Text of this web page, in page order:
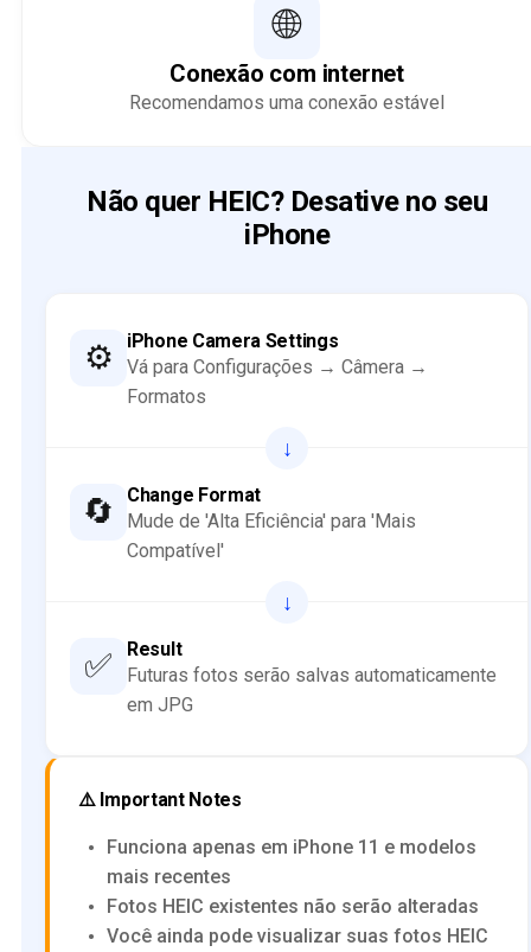
🌐
Conexão com internet
Recomendamos uma conexão estável
Não quer HEIC? Desative no seu
iPhone
⚙️
iPhone Camera Settings
Vá para Configurações → Câmera →
Formatos
↓
🔄
Change Format
Mude de 'Alta Eficiência' para 'Mais
Compatível'
↓
✅
Result
Futuras fotos serão salvas automaticamente
em JPG
⚠️ Important Notes
Funciona apenas em iPhone 11 e modelos
mais recentes
Fotos HEIC existentes não serão alteradas
Você ainda pode visualizar suas fotos HEIC